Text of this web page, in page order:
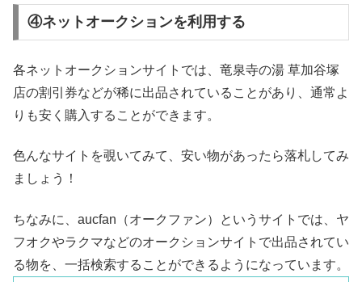
④ネットオークションを利用する
各ネットオークションサイトでは、竜泉寺の湯 草加谷塚
店の割引券などが稀に出品されていることがあり、通常よ
りも安く購入することができます。
色んなサイトを覗いてみて、安い物があったら落札してみ
ましょう！
ちなみに、aucfan（オークファン）というサイトでは、ヤ
フオクやラクマなどのオークションサイトで出品されてい
る物を、一括検索することができるようになっています。